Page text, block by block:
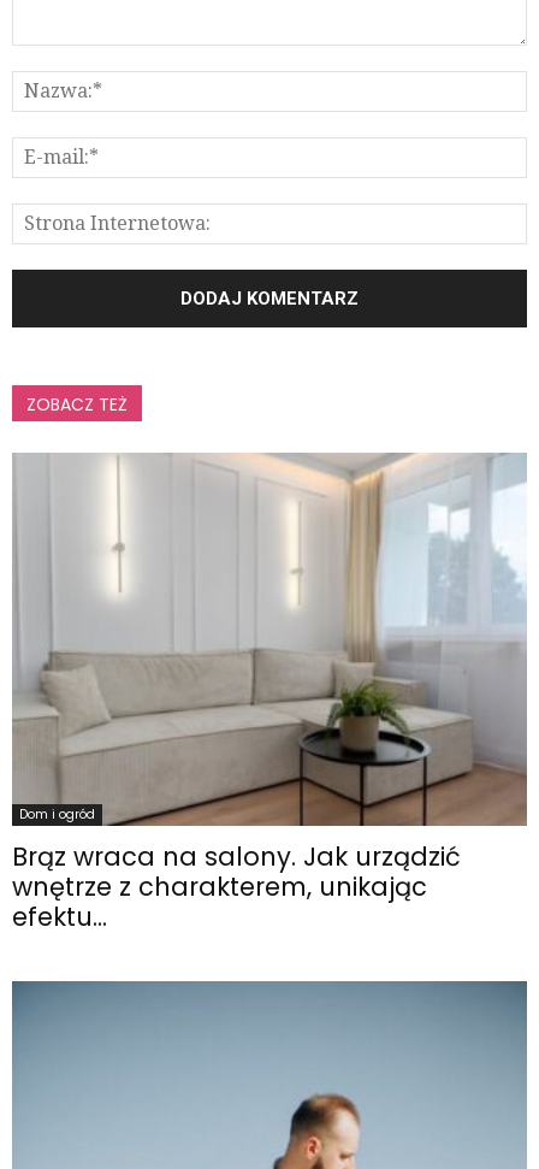
ZOBACZ TEŻ
Dom i ogród
Brąz wraca na salony. Jak urządzić
wnętrze z charakterem, unikając
efektu...